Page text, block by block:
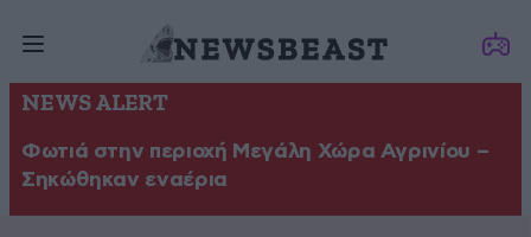
NEWS ALERT
Φωτιά στην περιοχή Μεγάλη Χώρα Αγρινίου –
Σηκώθηκαν εναέρια